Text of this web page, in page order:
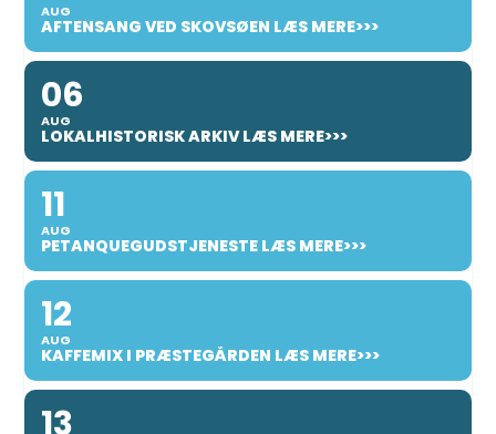
AUG
AFTENSANG VED SKOVSØEN LÆS MERE>>>
06
AUG
LOKALHISTORISK ARKIV LÆS MERE>>>
11
AUG
PETANQUEGUDSTJENESTE LÆS MERE>>>
12
AUG
KAFFEMIX I PRÆSTEGÅRDEN LÆS MERE>>>
13